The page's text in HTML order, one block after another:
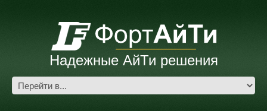
Надежные АйТи решения